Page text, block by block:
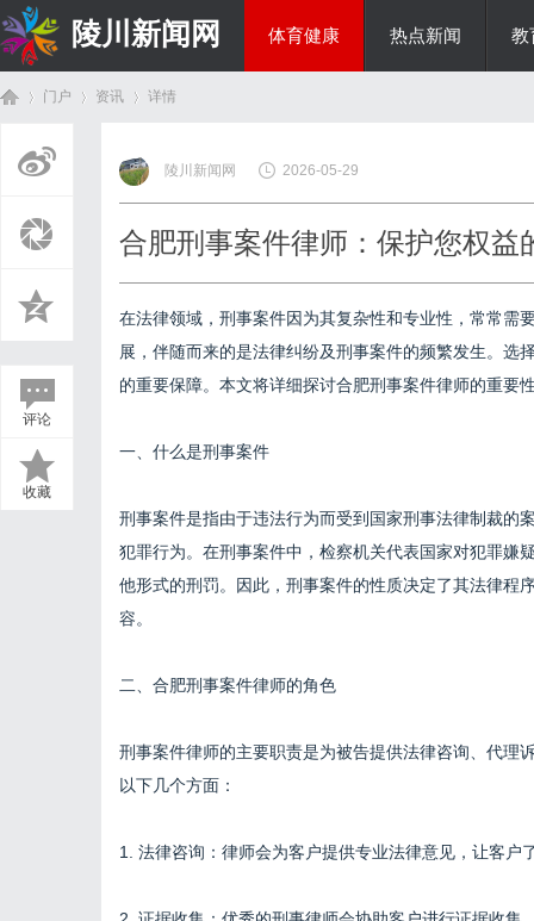
陵川新闻网 体育健康 热点新闻 教
门户 资讯
›
详情
评论
收藏
陵川新闻网 2026-05-29
合肥刑事案件律师：保护您权益
在法律领域，刑事案件因为其复杂性和专业性，常常需
展，伴随而来的是法律纠纷及刑事案件的频繁发生。选
的重要保障。本文将详细探讨合肥刑事案件律师的重要
一、什么是刑事案件
刑事案件是指由于违法行为而受到国家刑事法律制裁的
犯罪行为。在刑事案件中，检察机关代表国家对犯罪嫌
他形式的刑罚。因此，刑事案件的性质决定了其法律程
容。
二、合肥刑事案件律师的角色
刑事案件律师的主要职责是为被告提供法律咨询、代理
以下几个方面：
1. 法律咨询：律师会为客户提供专业法律意见，让客